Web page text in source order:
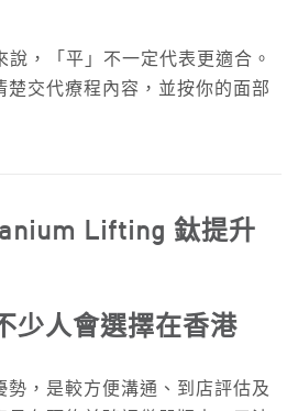
，「平」不一定代表更適合。
楚交代療程內容，並按你的面部
Lifting 鈦提升
少人會選擇在香港
勢，是較方便溝通、到店評估及